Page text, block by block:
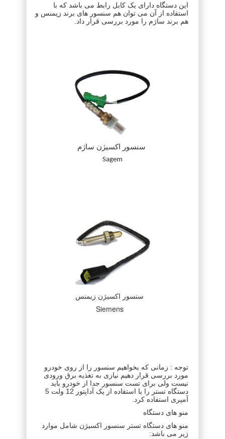
این دستگاه دارای یک کابل رابط می باشد که با
استفاده از آن می توان هم سنسور های برند زیمنس و
هم برند ساژم را مورد بررسی قرار داد.
Sagem
سنسور اکسیژن زیمنس
Siemens
توجه : زمانی که بخواهیم سنسور را از روی خودرو
مورد بررسی قرار دهیم نیازی به تغذیه برق ورودی
نیست ولی برای تست سنسور جدا از خودرو باید
دستگاه تستر را با استفاده از یک آداپتور 12 ولت 5
آمپری استفاده کرد.
منو های دستگاه
منو های دستگاه تستر سنسور اکسیژن شامل موارد
زیر می باشد: